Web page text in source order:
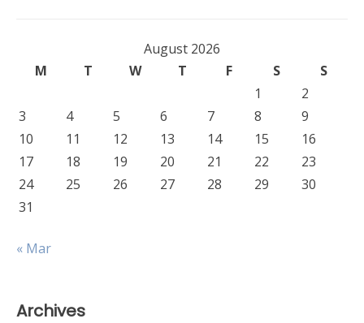
August 2026
M
T W T F S
S
1
2
3
4 5 6 7 8
9
10
11 12 13 14 15
16
17
18 19 20 21 22
23
24
25 26 27 28 29
30
31
« Mar
Archives